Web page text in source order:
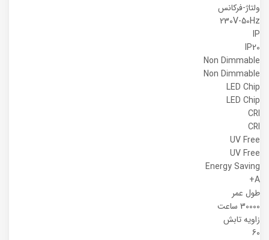
ولتاژ-فرکانس
230V-50Hz
IP
IP20
Non Dimmable
Non Dimmable
LED Chip
LED Chip
CRI
CRI
UV Free
UV Free
Energy Saving
A+
طول عمر
30000 ساعت
زاویه تابش
60